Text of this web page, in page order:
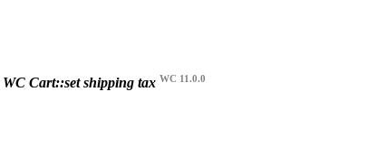
WC Cart::set shipping tax WC 11.0.0